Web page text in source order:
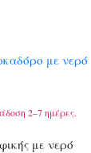
με νερό
2–7 ημέρες.
με νερό